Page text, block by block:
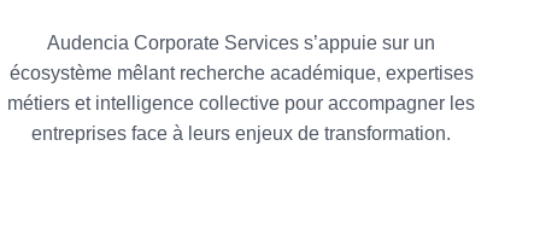
Audencia Corporate Services s’appuie sur un
écosystème mêlant recherche académique, expertises
métiers et intelligence collective pour accompagner les
entreprises face à leurs enjeux de transformation.